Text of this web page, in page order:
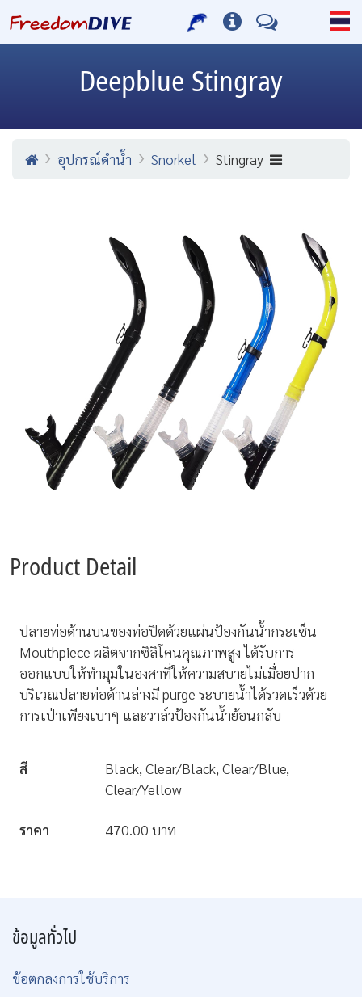
Deepblue Stingray
อุปกรณ์ดำน้ำ Snorkel Stingray
Product Detail
ปลายท่อด้านบนของท่อปิดด้วยแผ่นป้องกันน้ำกระเซ็น
Mouthpiece ผลิตจากซิลิโคนคุณภาพสูง ได้รับการ
ออกแบบให้ทำมุมในองศาที่ให้ความสบายไม่เมื่อยปาก
บริเวณปลายท่อด้านล่างมี purge ระบายน้ำได้รวดเร็วด้วย
การเป่าเพียงเบาๆ และวาล์วป้องกันน้ำย้อนกลับ
สี
Black, Clear/Black, Clear/Blue,
Clear/Yellow
ราคา 470.00 บาท
ข้อมูลทั่วไป
ข้อตกลงการใช้บริการ